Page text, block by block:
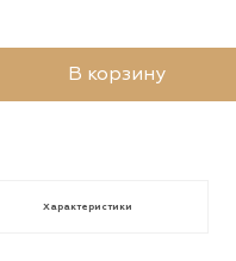
В корзину
Характеристики